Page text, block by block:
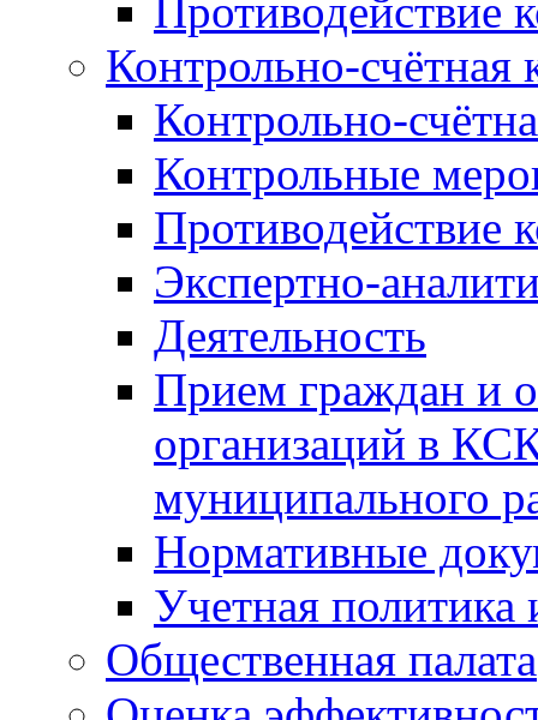
Противодействие
Контрольно-счётная
Контрольно-
Контрольные
Противодействие
Экспертно-
Деятельность
Прием граждан и
организаций в
муниципального
Нормативные
Учетная политика
Общественная палата